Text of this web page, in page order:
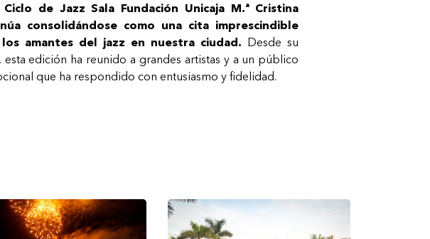
de Jazz Sala Fundación Unicaja M.ª Cristina
consolidándose como una cita imprescindible
amantes del jazz en nuestra ciudad. Desde su
esta edición ha reunido a grandes artistas y a un público
que ha respondido con entusiasmo y fidelidad.